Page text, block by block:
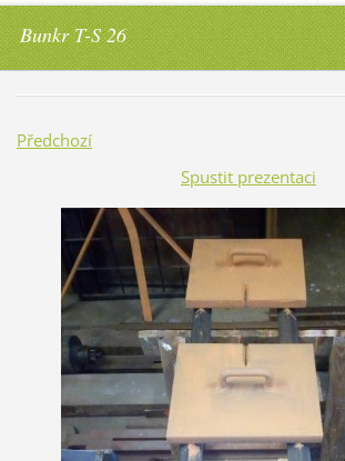
Bunkr T-S 26
Předchozí
Spustit prezentaci